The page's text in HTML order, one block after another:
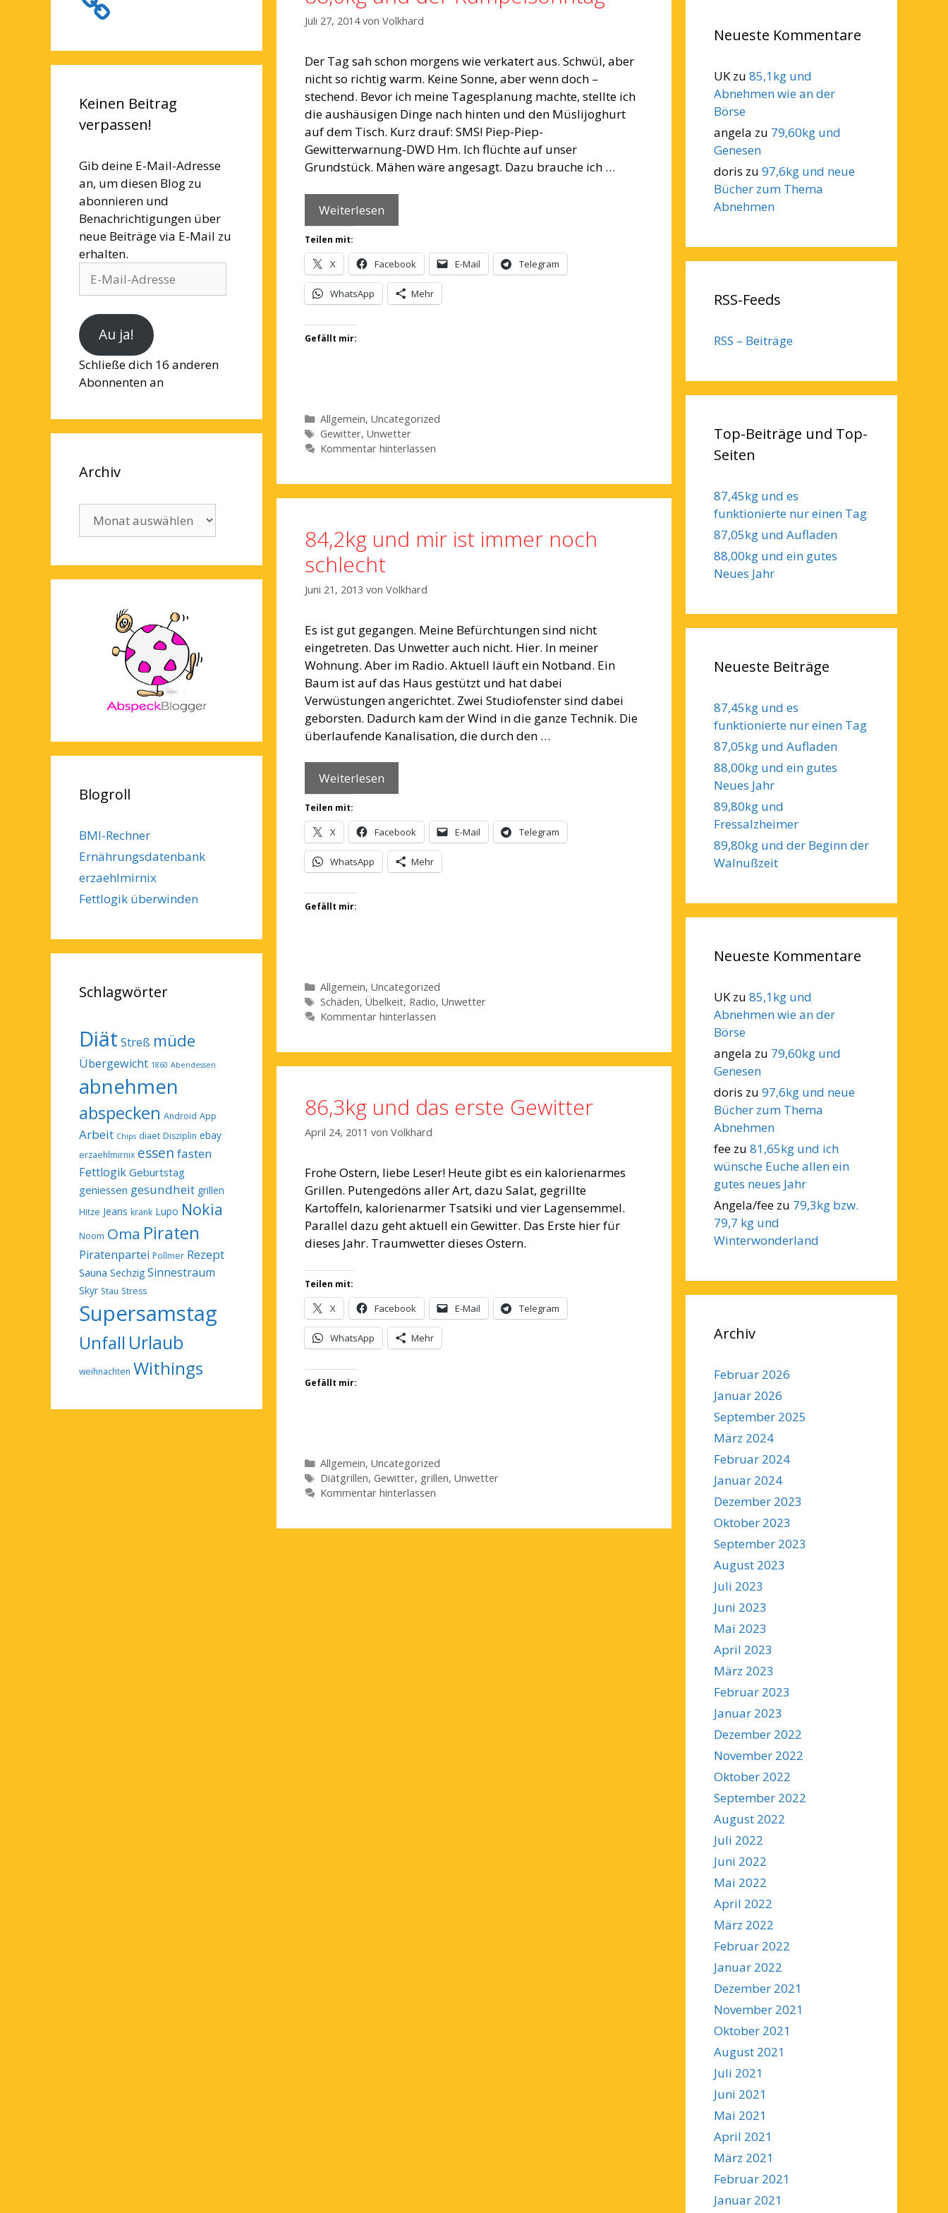
Juli 27, 2014 von Volkhard
Der Tag sah schon morgens wie verkatert aus. Schwül, aber
nicht so richtig warm. Keine Sonne, aber wenn doch –
stechend. Bevor ich meine Tagesplanung machte, stellte ich
die aushäusigen Dinge nach hinten und den Müslijoghurt
auf dem Tisch. Kurz drauf: SMS! Piep-Piep-
Gewitterwarnung-DWD Hm. Ich flüchte auf unser
Grundstück. Mähen wäre angesagt. Dazu brauche ich …
Weiterlesen
Teilen mit:
X Facebook E-Mail Telegram
WhatsApp Mehr
Gefällt mir:
Kategorien
Allgemein, Uncategorized
Schlagwörter
Gewitter, Unwetter
Kommentar hinterlassen
84,2kg und mir ist immer noch
schlecht
Juni 21, 2013 von Volkhard
Es ist gut gegangen. Meine Befürchtungen sind nicht
eingetreten. Das Unwetter auch nicht. Hier. In meiner
Wohnung. Aber im Radio. Aktuell läuft ein Notband. Ein
Baum ist auf das Haus gestützt und hat dabei
Verwüstungen angerichtet. Zwei Studiofenster sind dabei
geborsten. Dadurch kam der Wind in die ganze Technik. Die
überlaufende Kanalisation, die durch den …
Weiterlesen
Teilen mit:
X Facebook E-Mail Telegram
WhatsApp Mehr
Gefällt mir:
Kategorien
Allgemein, Uncategorized
Schlagwörter
Schäden, Übelkeit, Radio, Unwetter
Kommentar hinterlassen
86,3kg und das erste Gewitter
April 24, 2011 von Volkhard
Frohe Ostern, liebe Leser! Heute gibt es ein kalorienarmes
Grillen. Putengedöns aller Art, dazu Salat, gegrillte
Kartoffeln, kalorienarmer Tsatsiki und vier Lagensemmel.
Parallel dazu geht aktuell ein Gewitter. Das Erste hier für
dieses Jahr. Traumwetter dieses Ostern.
Teilen mit:
X Facebook E-Mail Telegram
WhatsApp Mehr
Gefällt mir:
Kategorien
Allgemein, Uncategorized
Schlagwörter
Diätgrillen, Gewitter, grillen, Unwetter
Kommentar hinterlassen
Keinen Beitrag
verpassen!
Gib deine E-Mail-Adresse
an, um diesen Blog zu
abonnieren und
Benachrichtigungen über
neue Beiträge via E-Mail zu
erhalten.
Mail-
Au ja!
Schließe dich 16 anderen
Abonnenten an
Archiv
Blogroll
BMI-Rechner
Ernährungsdatenbank
erzaehlmirnix
Fettlogik überwinden
Schlagwörter
Diät Streß müde
Übergewicht 1860 Abendessen
abnehmen
abspecken Android App
Arbeit Chips diaet Disziplin ebay
erzaehlmirnix essen fasten
Fettlogik Geburtstag
geniessen gesundheit grillen
Hitze Jeans krank Lupo Nokia
Noom Oma Piraten
Piratenpartei Pollmer Rezept
Sauna Sechzig Sinnestraum
Skyr Stau Stress
Supersamstag
Unfall Urlaub
weihnachten Withings
Neueste Kommentare
UKzu 85,1kg und
Abnehmen wie an der
Börse
angela zu 79,60kg und
Genesen
doris zu 97,6kg und neue
Bücher zum Thema
Abnehmen
RSS-Feeds
RSS – Beiträge
Top-Beiträge und Top-
Seiten
87,45kg und es
funktionierte nur einen Tag
87,05kg und Aufladen
88,00kg und ein gutes
Neues Jahr
Neueste Beiträge
87,45kg und es
funktionierte nur einen Tag
87,05kg und Aufladen
88,00kg und ein gutes
Neues Jahr
89,80kg und
Fressalzheimer
89,80kg und der Beginn der
Walnußzeit
Neueste Kommentare
UKzu 85,1kg und
Abnehmen wie an der
Börse
angela zu 79,60kg und
Genesen
doris zu 97,6kg und neue
Bücher zum Thema
Abnehmen
fee zu 81,65kg und ich
wünsche Euche allen ein
gutes neues Jahr
Angela/fee zu 79,3kg bzw.
79,7 kg und
Winterwonderland
Archiv
Februar 2026
Januar 2026
September 2025
März 2024
Februar 2024
Januar 2024
Dezember 2023
Oktober 2023
September 2023
August 2023
Juli 2023
Juni 2023
Mai 2023
April 2023
März 2023
Februar 2023
Januar 2023
Dezember 2022
November 2022
Oktober 2022
September 2022
August 2022
Juli 2022
Juni 2022
Mai 2022
April 2022
März 2022
Februar 2022
Januar 2022
Dezember 2021
November 2021
Oktober 2021
August 2021
Juli 2021
Juni 2021
Mai 2021
April 2021
März 2021
Februar 2021
Januar 2021